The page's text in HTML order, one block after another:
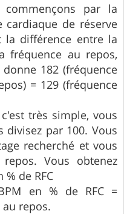
par la
de réserve
la différence entre la
fréquence au repos,
182 (fréquence
= 129 (fréquence
très simple, vous
divisez par 100. Vous
recherché et vous
Vous obtenez
de RFC
en % de RFC =
au repos.